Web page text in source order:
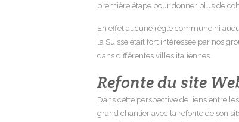
première étape pour donner plus de
En effet aucune règle commune ni
la Suisse était fort intéressée par nos
dans différentes villes italiennes…
Refonte du site
Dans cette perspective de liens entre
grand chantier avec la refonte de son